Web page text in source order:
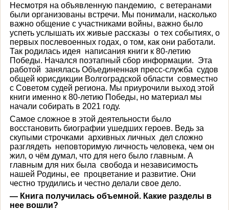
Несмотря на объявленную пандемию, с ветеранами
были организованы встречи. Мы понимали, насколько
важно общение с участниками войны, важно было
успеть услышать их живые рассказы о тех событиях, о
первых послевоенных годах, о том, как они работали.
Так родилась идея написания книги к 80-летию
Победы. Начался поэтапный сбор информации. Эта
работой занялась Объединенная пресс-служба судов
общей юрисдикции Волгоградской области совместно
с Советом судей региона. Мы приурочили выход этой
книги именно к 80-летию Победы, но материал мы
начали собирать в 2021 году.
Самое сложное в этой деятельности было
восстановить биографии ушедших героев. Ведь за
скупыми строчками архивных личных дел сложно
разглядеть неповторимую личность человека, чем он
жил, о чём думал, что для него было главным. А
главным для них была свобода и независимость
нашей Родины, ее процветание и развитие. Они
честно трудились и честно делали свое дело.
— Книга получилась объемной. Какие разделы в
нее вошли?